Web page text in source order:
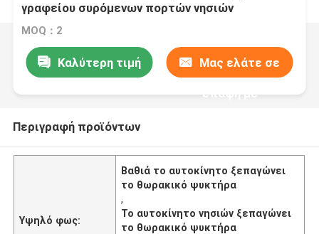
γραφείου συρόμενων πορτών νησιών
θωρακικών ψυκτήρων
MOQ：2
Καλύτερη τιμή Μας ελάτε σε
επαφή με
Περιγραφή προϊόντων
Υψηλό φως:
Βαθιά το αυτοκίνητο ξεπαγώνει
το θωρακικό ψυκτήρα
,
Το αυτοκίνητο νησιών ξεπαγώνει
το θωρακικό ψυκτήρα